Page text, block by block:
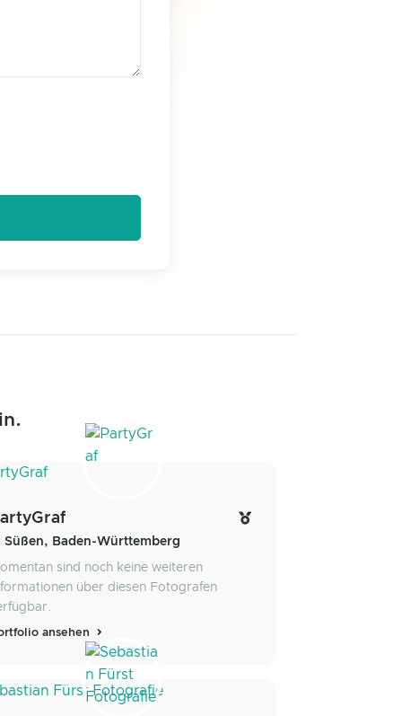
Süßen, Baden-Württemberg
sind noch keine weiteren
über diesen Fotografen
ansehen